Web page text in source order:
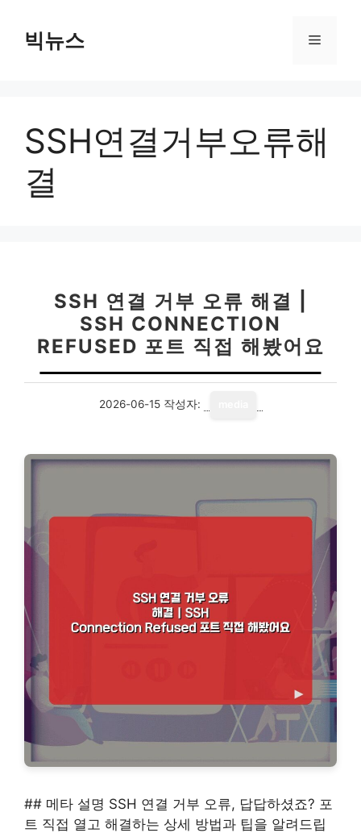
빅뉴스 메
SSH연결거부오류해
결
SSH 연결 거부 오류 해결 |
SSH CONNECTION
REFUSED 포트 직접 해봤어요
2026-06-15 작성자:
## 메타 설명 SSH 연결 거부 오류, 답답하셨죠? 포
트 직접 열고 해결하는 상세 방법과 팁을 알려드립